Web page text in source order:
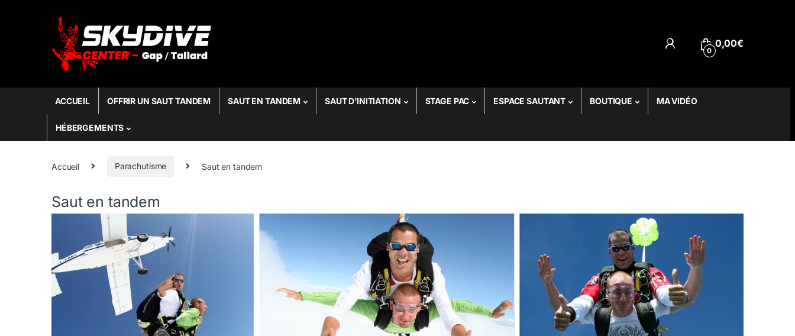
0
0,00€
ACCUEIL OFFRIR UN SAUT TANDEM SAUT EN TANDEM SAUT D’INITIATION STAGE PAC ESPACE SAUTANT BOUTIQUE MA VIDÉO
HÉBERGEMENTS
Accueil Parachutisme Saut en tandem
Saut en tandem